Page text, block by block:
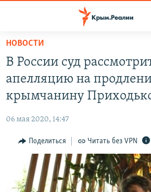
Вернуться
основному
содержанию
главной
Вернутся
11 ЛЕТ ОККУПАЦИИ КРЫМА. 11 ИСТОРИЙ
ЕЩЕ
ИНТЕРАКТИВ
ИНФОГРАФИКА
ТЕЛЕПРОЕКТ КРЫМ.РЕАЛИИ
РАДІО СВОБОДА
КАК ОБОЙТИ БЛОКИРОВКУ
Українською
НОВОСТИ
В России суд
апелляцию на
крымчанину
06 мая 2020, 14:47
Поделиться Читать без VPN